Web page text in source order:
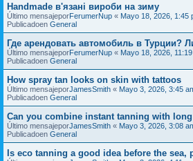
Handmade в'язані вироби на зиму
Último mensajeporFerumerNup « Mayo 18, 2026, 1:45
Publicadoen General
Где арендовать автомобиль в Турции?
Último mensajeporFerumerNup « Mayo 18, 2026,
Publicadoen General
How spray tan looks on skin with tattoos
Último mensajeporJamesSmith « Mayo 3, 2026, 3:45
Publicadoen General
Can you combine instant tanning with
Último mensajeporJamesSmith « Mayo 3, 2026, 3:08
Publicadoen General
Is eco tanning a good idea before the sea,